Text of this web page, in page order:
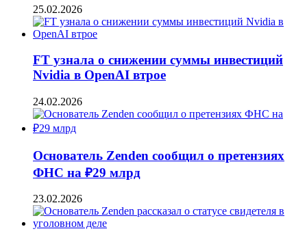
25.02.2026
FT узнала о снижении суммы инвестиций
Nvidia в OpenAI втрое
24.02.2026
Основатель Zenden сообщил о претензиях
ФНС на ₽29 млрд
23.02.2026